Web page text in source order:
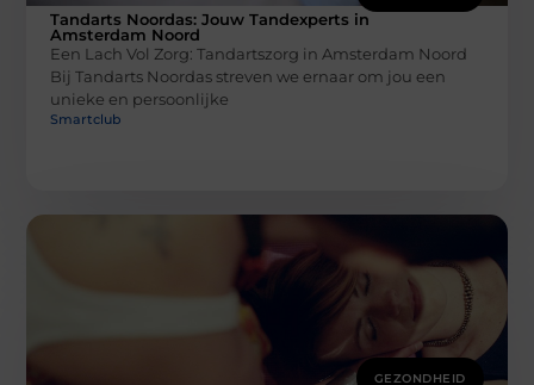
Tandarts Noordas: Jouw Tandexperts in
Amsterdam Noord
Een Lach Vol Zorg: Tandartszorg in Amsterdam Noord
Bij Tandarts Noordas streven we ernaar om jou een
unieke en persoonlijke
Smartclub
GEZONDHEID